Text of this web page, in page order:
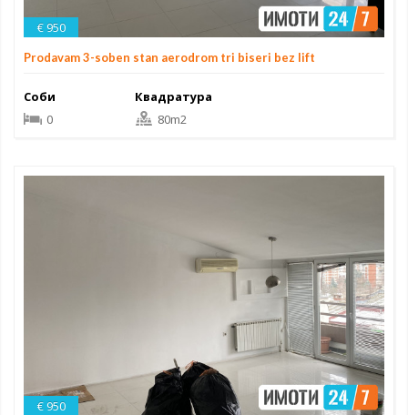
€ 950
Prodavam 3-soben stan aerodrom tri biseri bez lift
Соби
0
Квадратура
80m2
€ 950